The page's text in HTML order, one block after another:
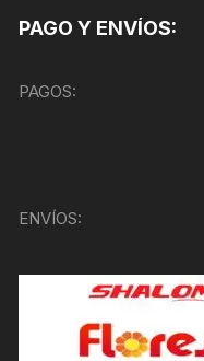
PAGO Y ENVÍOS:
PAGOS:
ENVÍOS: